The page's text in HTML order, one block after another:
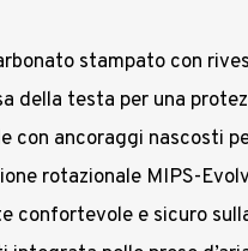
stampato con
della testa per una
con ancoraggi nascosti
rotazionale MIPS-
confortevole e sicuro